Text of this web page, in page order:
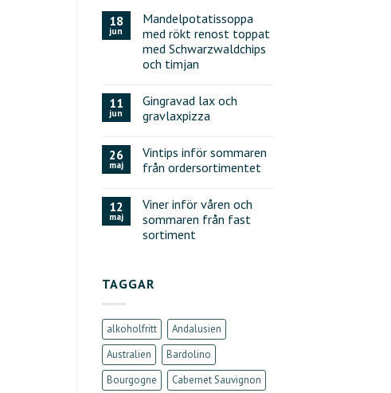
18
jun
Mandelpotatissoppa
med rökt renost toppat
med Schwarzwaldchips
och timjan
11
jun
Gingravad lax och
gravlaxpizza
26
maj
Vintips inför sommaren
från ordersortimentet
12
maj
Viner inför våren och
sommaren från fast
sortiment
TAGGAR
alkoholfritt
Andalusien
Australien
Bardolino
Bourgogne
Cabernet Sauvignon